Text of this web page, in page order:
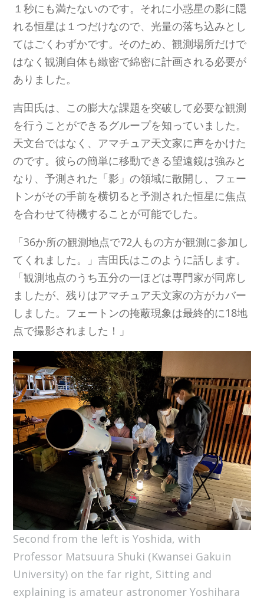
１秒にも満たないのです。それに小惑星の影に隠
れる恒星は１つだけなので、光量の落ち込みとし
てはごくわずかです。そのため、観測場所だけで
はなく観測自体も緻密で綿密に計画される必要が
ありました。
吉田氏は、この膨大な課題を突破して必要な観測
を行うことができるグループを知っていました。
天文台ではなく、アマチュア天文家に声をかけた
のです。彼らの簡単に移動できる望遠鏡は強みと
なり、予測された「影」の領域に散開し、フェー
トンがその手前を横切ると予測された恒星に焦点
を合わせて待機することが可能でした。
「36か所の観測地点で72人もの方が観測に参加し
てくれました。」吉田氏はこのように話します。
「観測地点のうち五分の一ほどは専門家が同席し
ましたが、残りはアマチュア天文家の方がカバー
しました。フェートンの掩蔽現象は最終的に18地
点で撮影されました！」
Second from the left is Yoshida, with
Professor Matsuura Shuki (Kwansei Gakuin
University) on the far right, Sitting and
explaining is amateur astronomer Yoshihara